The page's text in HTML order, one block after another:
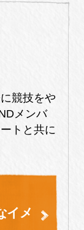
競技をや
メンバ
トと共に
イメ